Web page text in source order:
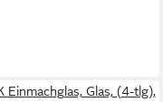
Einmachglas, Glas, (4-tlg),